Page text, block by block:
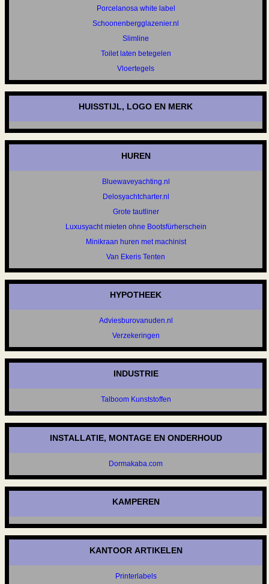
Porcelanosa white label
Schoonenbergglazenier.nl
Slimline
Toilet laten betegelen
Vloertegels
HUISSTIJL, LOGO EN MERK
HUREN
Bluewaveyachting.nl
Delosyachtcharter.nl
Grote tautliner
Luxusyacht mieten ohne Bootsfürherschein
Minikraan huren met machinist
Van Ekeris Tenten
HYPOTHEEK
Adviesburovanuden.nl
Verzekeringen
INDUSTRIE
Talboom Kunststoffen
INSTALLATIE, MONTAGE EN ONDERHOUD
Dormakaba.com
KAMPEREN
KANTOOR ARTIKELEN
Printerlabels